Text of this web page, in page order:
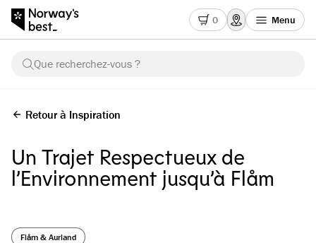
0 Menu
Que recherchez-vous ?
Retour à Inspiration
Un Trajet Respectueux de
l’Environnement jusqu’à Flåm
Flåm & Aurland